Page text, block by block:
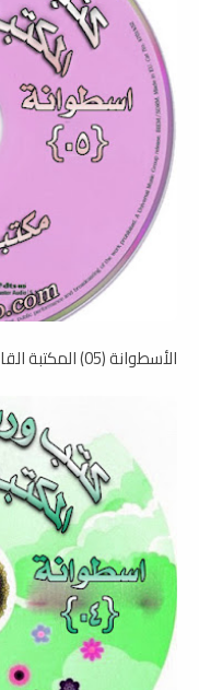
الأسطوانة (05) المكتبة القانونية - كتب ورسائل علمية ، pdf